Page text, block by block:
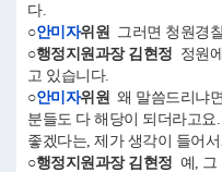
다.
○안미자위원 그러면 청원경
○행정지원과장 김현정 정원
고 있습니다.
○안미자위원 왜 말씀드리냐
분들도 다 해당이 되더라고
좋겠다는, 제가 생각이 들어
○행정지원과장 김현정 예, 그